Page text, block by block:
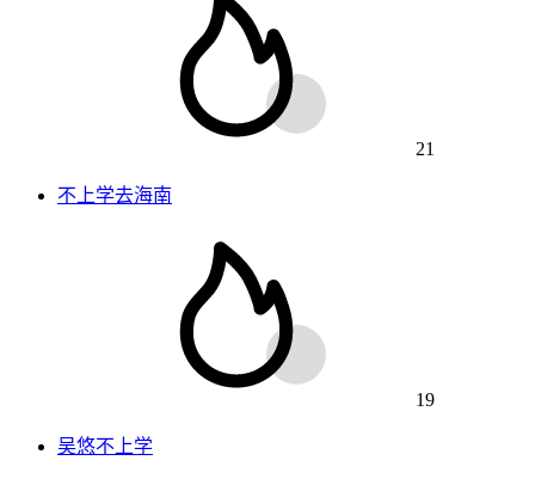
21
不上学去海南
19
吴悠不上学